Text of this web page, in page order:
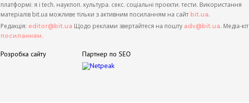
платформі: я і tech. наукпоп. культура. секс. соціальні проєкти. тести. Використання
матеріалів bit.ua можливе тільки з активним посиланням на сайт bit.ua.
Редакція: editor@bit.ua Щодо реклами звертайтеся на пошту adv@bit.ua. Медіа-кіт
посиланням.
Розробка сайту Партнер по SEO